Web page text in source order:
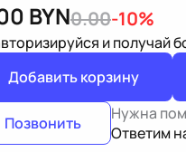
BYN0.00-10%
и получай
Добавить корзину
Позвонить
Нужна
Ответим